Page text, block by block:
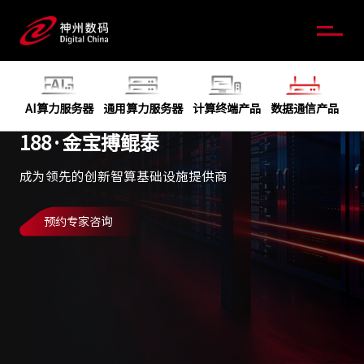
188·金宝搏鲲泰
成为领先的创新智算基础设施提供商
预约专家咨询
AI算力服务器 通用算力服务器 计算终端产品 数据通信产品